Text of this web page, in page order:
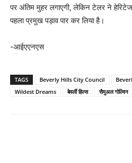
पर अंतिम मुहर लगाएगी, लेकिन टेलर ने
पहला प्रमुख पड़ाव पार कर लिया है।
-आईएएनएस
TAGS Beverly Hills City Council
Wildest Dreams
बेवर्ली हिल्स सैमुअल गोल्विन